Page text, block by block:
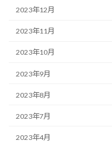
2023年12月
2023年11月
2023年10月
2023年9月
2023年8月
2023年7月
2023年4月